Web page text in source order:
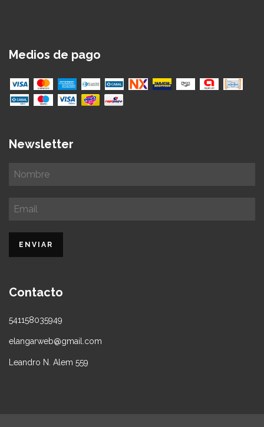
Medios de pago
Newsletter
Contacto
541158035949
elangarweb@gmail.com
Leandro N. Alem 559